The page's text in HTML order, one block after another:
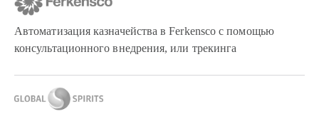
Автоматизация казначейства в Ferkensco с помощью
консультационного внедрения, или трекинга